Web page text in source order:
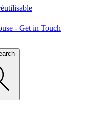
- Get in Touch